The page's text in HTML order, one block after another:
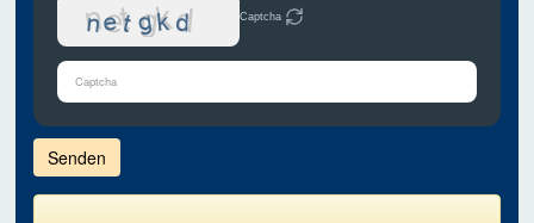
Captcha
gib
die
im
CAPTCHA
angezeigten